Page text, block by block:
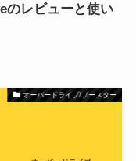
のレビューと使い
オーバードライブ/ブースター